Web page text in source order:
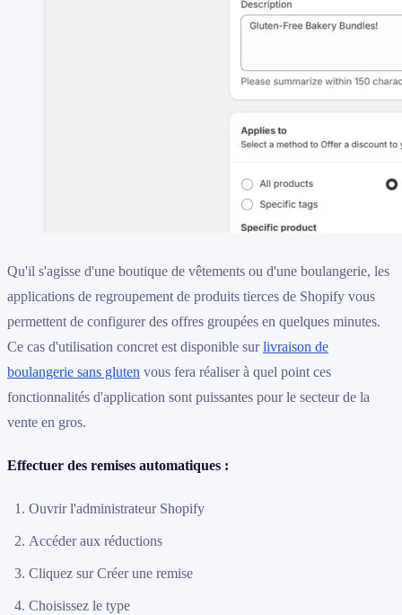
Qu'il s'agisse d'une boutique de vêtements ou d'une boulangerie, les
applications de regroupement de produits tierces de Shopify vous
permettent de configurer des offres groupées en quelques minutes.
Ce cas d'utilisation concret est disponible surlivraison de
boulangerie sans gluten vous fera réaliser à quel point ces
fonctionnalités d'application sont puissantes pour le secteur de la
vente en gros.
Effectuer des remises automatiques :
Ouvrir l'administrateur Shopify
Accéder aux réductions
Cliquez sur Créer une remise
Choisissez le type